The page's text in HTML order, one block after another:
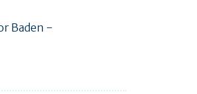
Baden -